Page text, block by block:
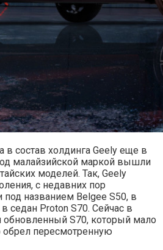
состав холдинга Geely еще в
малайзийской маркой вышли
моделей. Так, Geely
с недавних пор
названием Belgee S50, в
седан Proton S70. Сейчас в
обновленный S70, который мало
обрел пересмотренную